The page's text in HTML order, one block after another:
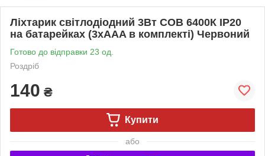
Ліхтарик світлодіодний 3Вт COB 6400К IP20
на батарейках (3xAAA в комплекті) Червоний
Готово до відправки 23 од.
Роздріб
140 ₴
Купити
або